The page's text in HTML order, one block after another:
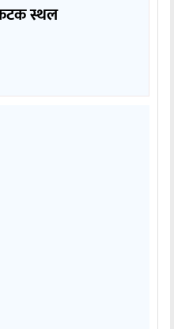
स्थल